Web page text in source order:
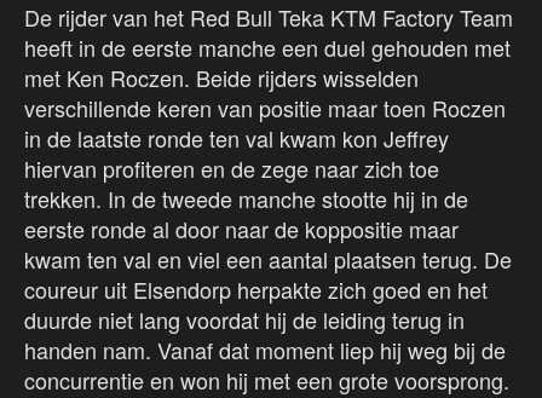
De rijder van het Red Bull Teka KTM Factory Team
heeft in de eerste manche een duel gehouden met
met Ken Roczen. Beide rijders wisselden
verschillende keren van positie maar toen Roczen
in de laatste ronde ten val kwam kon Jeffrey
hiervan profiteren en de zege naar zich toe
trekken. In de tweede manche stootte hij in de
eerste ronde al door naar de koppositie maar
kwam ten val en viel een aantal plaatsen terug. De
coureur uit Elsendorp herpakte zich goed en het
duurde niet lang voordat hij de leiding terug in
handen nam. Vanaf dat moment liep hij weg bij de
concurrentie en won hij met een grote voorsprong.